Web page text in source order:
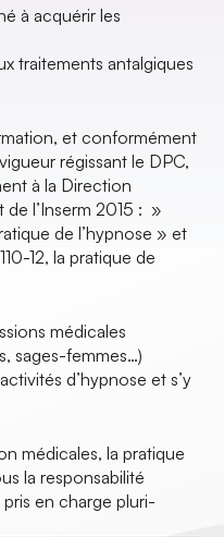
à acquérir les
traitements antalgiques
et conformément
régissant le DPC,
à la Direction
de l’Inserm 2015 : »
de l’hypnose » et
12, la pratique de
médicales
sages-femmes…)
d’hypnose et s’y
médicales, la pratique
la responsabilité
en charge pluri-